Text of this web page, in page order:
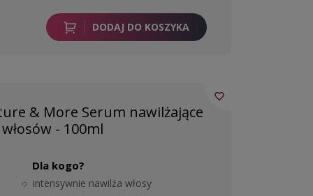
DODAJ DO KOSZYKA
& More Serum nawilżające
- 100ml
Dla kogo?
intensywnie nawilża włosy
favorite_border